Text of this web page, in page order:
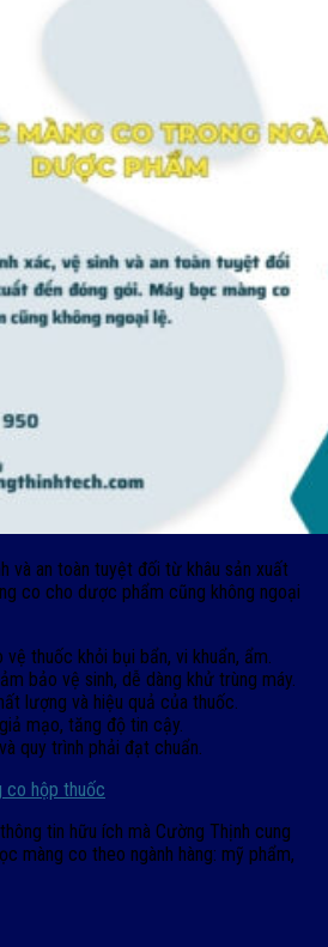
và an toàn tuyệt đối từ khâu sản xuất
co cho dược phẩm cũng không ngoại
thuốc khỏi bụi bẩn, vi khuẩn, ẩm.
bảo vệ sinh, dễ dàng khử trùng máy.
lượng và hiệu quả của thuốc.
mạo, tăng độ tin cậy.
quy trình phải đạt chuẩn.
co hộp thuốc
tin hữu ích mà Cường Thịnh cung
màng co theo ngành hàng: mỹ phẩm,